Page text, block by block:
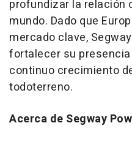
profundizar la relación
mundo. Dado que
mercado clave,
fortalecer su
continuo crecimiento
todoterreno.
Acerca de Segway